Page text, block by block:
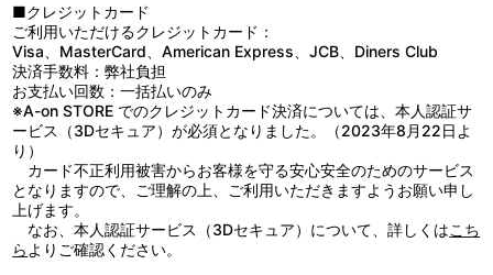
※画像は監修中の為、仕様など多少変更になる場合がございます。
ご了承ください。
【使用上の注意】
●本商品の対象年齢は１５才以上です。対象年齢未満のお子様には
絶対に与えないでください。
●火気には絶対に近づけないでください。
●破損やけがの原因となりますので、無理に引っぱったり、振り回
したりしないでください。
●直射日光の当たるところに長時間放置すると、退色・変色等、劣
化の恐れがありますのでご注意ください。
●洗濯はできません。汚れた場合は、水または薄めた中性洗剤を含
■クレジットカード
ご利用いただけるクレジットカード：
Visa、MasterCard、American Express、JCB、Diners Club
決済手数料：弊社負担
お支払い回数：一括払いのみ
※A-on STORE でのクレジットカード決済については、本人認証サ
ービス（3Dセキュア）が必須となりました。（2023年8月22日よ
り）
カード不正利用被害からお客様を守る安心安全のためのサービス
となりますので、ご理解の上、ご利用いただきますようお願い申し
上げます。
なお、本人認証サービス（3Dセキュア）について、詳しくはこち
ら よりご確認ください。